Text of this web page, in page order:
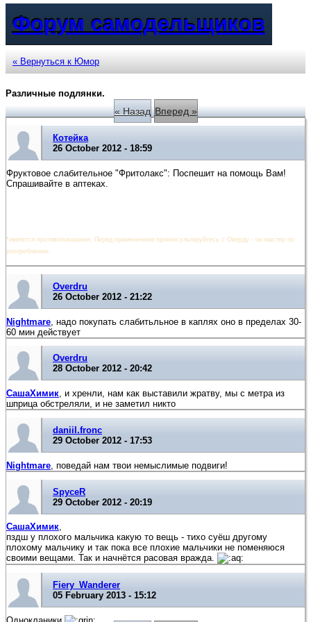
Форум самодельщиков
« Вернуться к Юмор
Различные подлянки.
« Назад Вперед »
Котейка
26 October 2012 - 18:59
Фруктовое слабительное "Фритолакс": Поспешит на помощь Вам!
Спрашивайте в аптеках.
*имеются противопоказания. Перед применением проконсультируйтесь с Оверду - он мастер по
употреблению.
Overdru
26 October 2012 - 21:22
Nightmare , надо покупать слабитьльное в каплях оно в пределах 30-
60 мин действует
Overdru
28 October 2012 - 20:42
СашаХимик, и хренли, нам как выставили жратву, мы с метра из
шприца обстреляли, и не заметил никто
daniil.fronc
29 October 2012 - 17:53
Nightmare , поведай нам твои немыслимые подвиги!
SpyceR
29 October 2012 - 20:19
СашаХимик,
пздш у плохого мальчика какую то вещь - тихо суёш другому
плохому мальчику и так пока все плохие мальчики не поменяюся
своими вещами. Так и начнётся расовая вражда.
Fiery_Wanderer
05 February 2013 - 15:12